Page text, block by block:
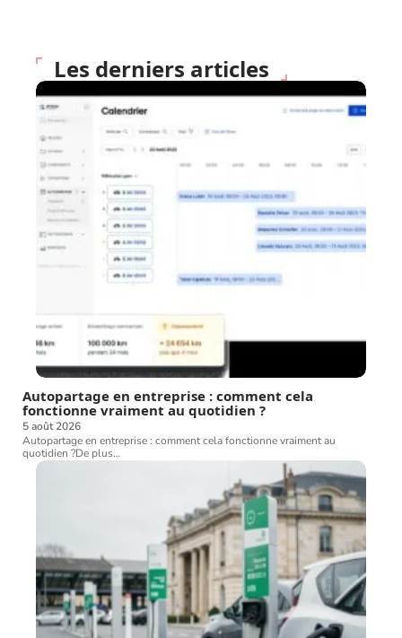
Les derniers articles
Autopartage en entreprise : comment cela
fonctionne vraiment au quotidien ?
5 août 2026
Autopartage en entreprise : comment cela fonctionne vraiment au
quotidien ?De plus…